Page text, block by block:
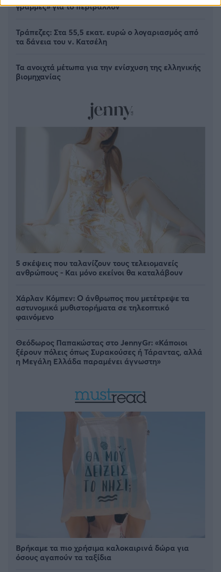
γραμμές» για το περιβάλλον
Τράπεζες: Στα 55,5 εκατ. ευρώ ο λογαριασμός από
τα δάνεια του ν. Κατσέλη
Τα ανοιχτά μέτωπα για την ενίσχυση της ελληνικής
βιομηχανίας
5 σκέψεις που ταλανίζουν τους τελειομανείς
ανθρώπους - Και μόνο εκείνοι θα καταλάβουν
Χάρλαν Κόμπεν: Ο άνθρωπος που μετέτρεψε τα
αστυνομικά μυθιστορήματα σε τηλεοπτικό
φαινόμενο
Θεόδωρος Παπακώστας στο JennyGr: «Κάποιοι
ξέρουν πόλεις όπως Συρακούσες ή Τάραντας, αλλά
η Μεγάλη Ελλάδα παραμένει άγνωστη»
Βρήκαμε τα πιο χρήσιμα καλοκαιρινά δώρα για
όσους αγαπούν τα ταξίδια